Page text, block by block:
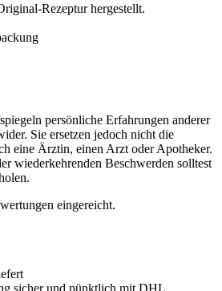
Rezeptur hergestellt.
persönliche Erfahrungen anderer
Sie ersetzen jedoch nicht die
eine Ärztin, einen Arzt oder Apotheker.
wiederkehrenden Beschwerden solltest
eingereicht.